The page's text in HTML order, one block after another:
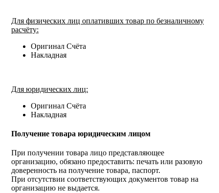
Для физических лиц оплативших товар по безналичному
расчёту:
Оригинал Счёта
Накладная
Для юридических лиц:
Оригинал Счёта
Накладная
Получение товара юридическим лицом
При получении товара лицо представляющее
организацию, обязано предоставить: печать или разовую
доверенность на получение товара, паспорт.
При отсутствии соответствующих документов товар на
организацию не выдается.